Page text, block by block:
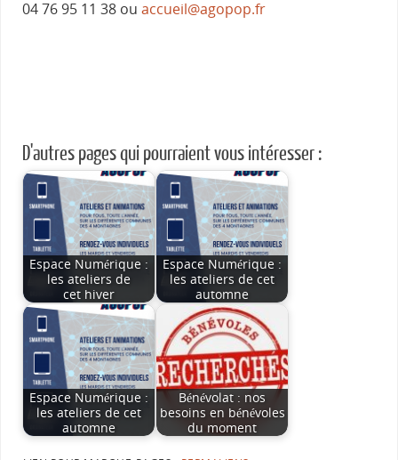
04 76 95 11 38 ou accueil@agopop.fr
D'autres pages qui pourraient vous intéresser :
Espace Numérique :
les ateliers de
cet hiver
Espace Numérique :
les ateliers de cet
automne
Espace Numérique :
les ateliers de cet
automne
Bénévolat : nos
besoins en bénévoles
du moment